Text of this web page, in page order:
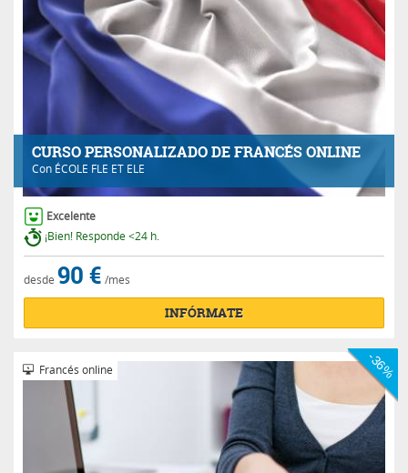
CURSO PERSONALIZADO DE FRANCÉS ONLINE
Con ÉCOLE FLE ET ELE
Excelente
¡Bien! Responde <24 h.
desde 90 € /mes
INFÓRMATE
Francés online -36%